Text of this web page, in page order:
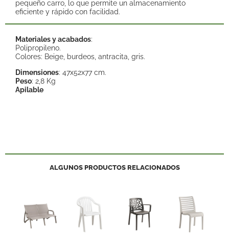
pequeño carro, lo que permite un almacenamiento
eficiente y rápido con facilidad.
Materiales y acabados:
Polipropileno.
Colores: Beige, burdeos, antracita, gris.
Dimensiones: 47x52x77 cm.
Peso: 2,8 Kg
Apilable
ALGUNOS PRODUCTOS RELACIONADOS